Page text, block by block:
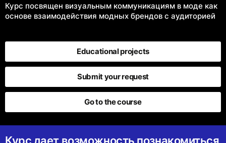
Курс посвящен визуальным коммуникациям в моде как
основе взаимодействия модных брендов с аудиторией
Educational projects
Submit your request
Go to the course
Курс дает возможность познакомиться